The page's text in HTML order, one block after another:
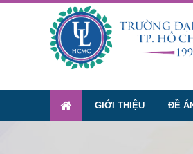
GIỚI THIỆU ĐỀ